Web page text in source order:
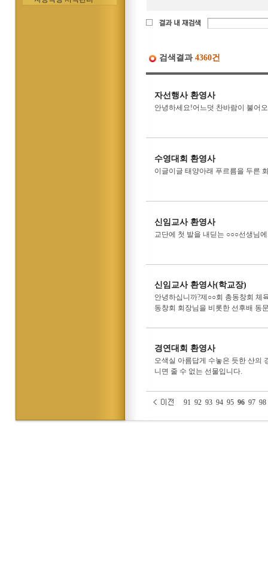
검색결과 4360건
자선행사 환영사
안녕하세요!어느덧 찬바람이 불어
수영대회 환영사
이글이글 태양아래 푸르름을 두른
신임교사 환영사
교단에 첫 발을 내딛는 ○○○선생님
신임교사 환영사(학교장)
안녕하십니까?제○○회 총동창회 체
동창회 회장님을 비롯한 선후배 동
경연대회 환영사
오색실 아름답게 수놓은 듯한 산의
니면 줄 수 없는 선물입니다.
91 92 93 94 95 96 97 98